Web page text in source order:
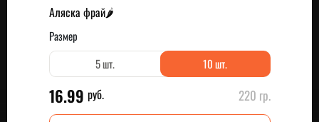
Аляска фрай🌶
Размер
5 шт.
10 шт.
16.99 руб. 220 гр.